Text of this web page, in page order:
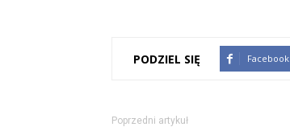
PODZIEL SIĘ Facebook
Poprzedni artykuł